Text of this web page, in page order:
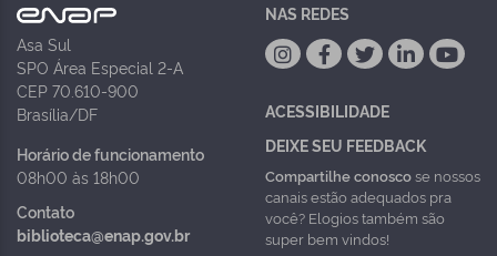
Asa Sul
SPO Área Especial 2-A
CEP 70.610-900
Brasília/DF
Horário de funcionamento
08h00 às 18h00
Contato
biblioteca@enap.gov.br
NAS REDES
ACESSIBILIDADE
DEIXE SEU FEEDBACK
Compartilhe conoscose nossos
canais estão adequados pra
você? Elogios também são
super bem vindos!